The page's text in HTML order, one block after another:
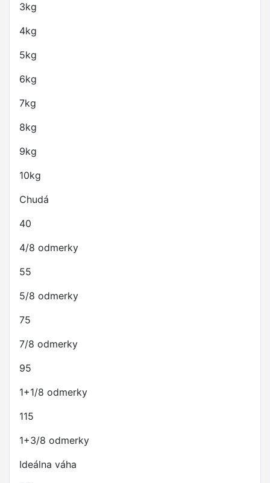
3kg
4kg
5kg
6kg
7kg
8kg
9kg
10kg
Chudá
40
4/8 odmerky
55
5/8 odmerky
75
7/8 odmerky
95
1+1/8 odmerky
115
1+3/8 odmerky
Ideálna váha